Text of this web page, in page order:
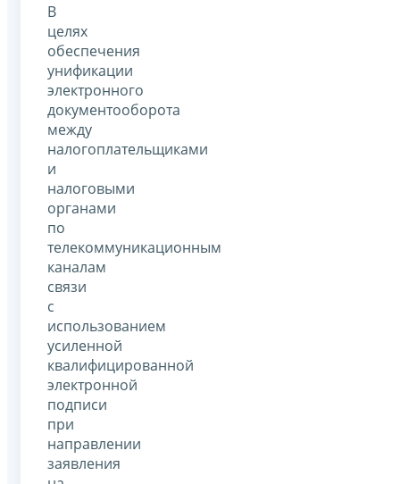
В
целях
обеспечения
унификации
электронного
документооборота
между
налогоплательщиками
и
налоговыми
органами
по
телекоммуникационным
каналам
связи
с
использованием
усиленной
квалифицированной
электронной
подписи
при
направлении
заявления